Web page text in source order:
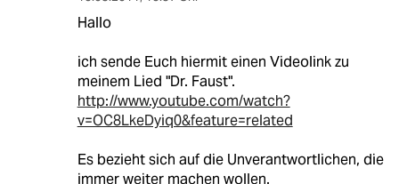
Hallo
ich sende Euch hiermit einen Videolink zu
meinem Lied "Dr. Faust".
http://www.youtube.com/watch?
v=OC8LkeDyiq0&feature=related
Es bezieht sich auf die Unverantwortlichen, die
immer weiter machen wollen.